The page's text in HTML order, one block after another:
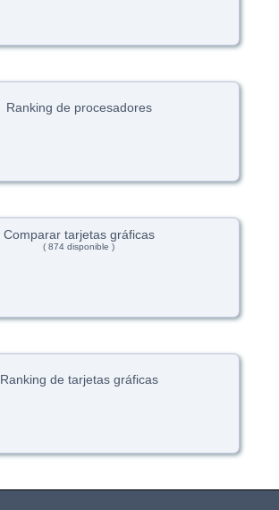
Ranking de procesadores
Comparar tarjetas gráficas
( 874 disponible )
Ranking de tarjetas gráficas